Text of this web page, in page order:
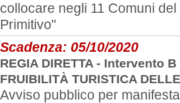
collocare negli 11 Comuni
Primitivo"
Scadenza: 05/10/2020
REGIA DIRETTA - Intervento
FRUIBILITÀ TURISTICA
Avviso pubblico per